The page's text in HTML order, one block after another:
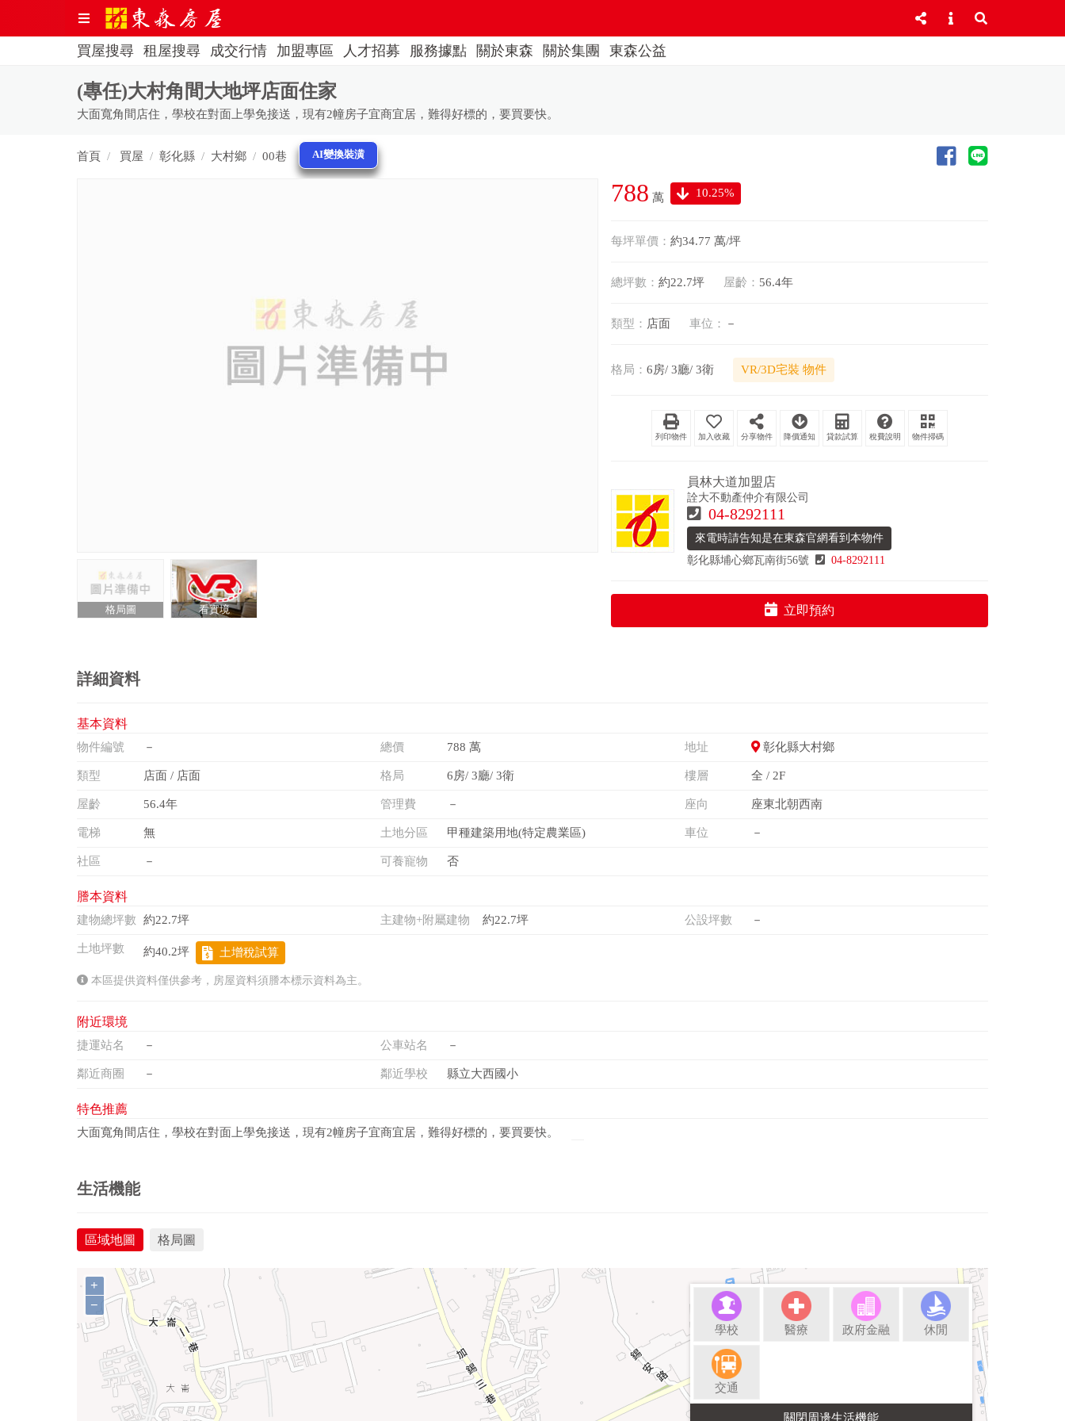
買屋搜尋 租屋搜尋 成交行情 加盟專區 人才招募 服務據點 關於東森 關於集團 東森公益
(專任)大村角間大地坪店面住家
大面寬角間店住，學校在對面上學免接送，現有2幢房子宜商宜居，難得好標的，要買要快。
首頁 買屋 彰化縣 大村鄉 00巷 AI變換裝潢
格局圖 看實境
788 萬 10.25%
每坪單價： 約34.77 萬/坪
總坪數： 約22.7坪 屋齡： 56.4年
類型： 店面 車位： －
格局： 6房/ 3廳/ 3衛 VR/3D宅裝 物件
列印物件 分享物件 降價通知 貸款試算 稅費說明 物件掃碼
員林大道加盟店
詮大不動產仲介有限公司
04-8292111
來電時請告知是在東森官網看到本物件
彰化縣埔心鄉瓦南街56號
04-8292111
立即預約
詳細資料
基本資料
物件編號 － 總價 788 萬 地址 彰化縣大村鄉
類型 店面 / 店面 格局 6房/ 3廳/ 3衛 樓層 全 / 2F
屋齡 56.4年 管理費 － 座向 座東北朝西南
電梯 無 土地分區 甲種建築用地(特定農業區) 車位 －
社區 － 可養寵物 否
謄本資料
建物總坪數 約22.7坪 主建物+附屬建物 約22.7坪 公設坪數 －
土地坪數 約40.2坪 土增稅試算
本區提供資料僅供參考，房屋資料須謄本標示資料為主。
附近環境
捷運站名 － 公車站名 －
鄰近商圈 － 鄰近學校 縣立大西國小
特色推薦
大面寬角間店住，學校在對面上學免接送，現有2幢房子宜商宜居，難得好標的，要買要快。
生活機能
區域地圖 格局圖
學校 醫療 政府金融 休閒
交通
+
−